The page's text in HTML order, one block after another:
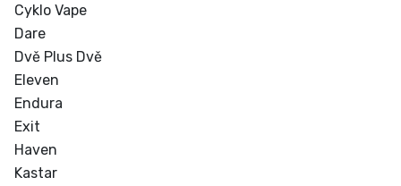
Cyklo Vape
Dare
Dvě Plus Dvě
Eleven
Endura
Exit
Haven
Kastar